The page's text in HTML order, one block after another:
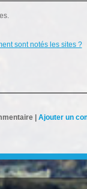
sont notés les sites ?
| Ajouter un